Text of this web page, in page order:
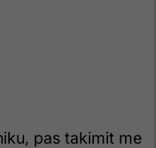
pas takimit me